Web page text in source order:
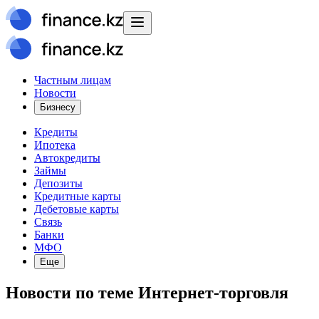
Частным лицам
Новости
Бизнесу
Кредиты
Ипотека
Автокредиты
Займы
Депозиты
Кредитные карты
Дебетовые карты
Связь
Банки
МФО
Еще
Новости по теме Интернет-торговля